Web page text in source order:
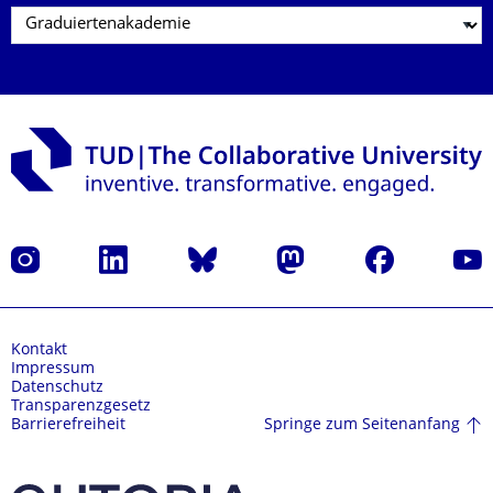
Instagram LinkedIn Bluesky Mastodon Facebook
Kontakt
Impressum
Datenschutz
Transparenzgesetz
Barrierefreiheit
Springe zum Seitenanfang